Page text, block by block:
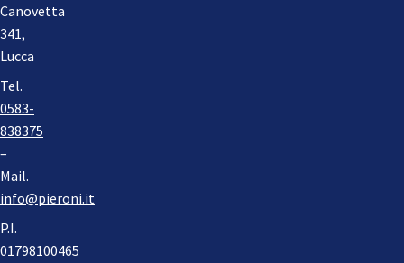
Canovetta
341,
Lucca
Tel.
0583-
838375
–
Mail.
info@pieroni.it
P.I.
01798100465